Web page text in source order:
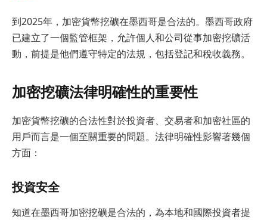
到2025年，加密貨幣挖礦在墨西哥是合法的。墨西哥政府
已建立了一個監管框架，允許個人和公司從事加密挖礦活
動，前提是他們遵守特定的法規，包括登記和稅收義務。
加密挖礦法律明確性的重要性
加密貨幣挖礦的合法性對於投資者、交易者和加密社區的
用戶而言是一個至關重要的問題。法律明確性影響著幾個
方面：
投資安全
知道在墨西哥加密挖礦是合法的，為本地和國際投資者提